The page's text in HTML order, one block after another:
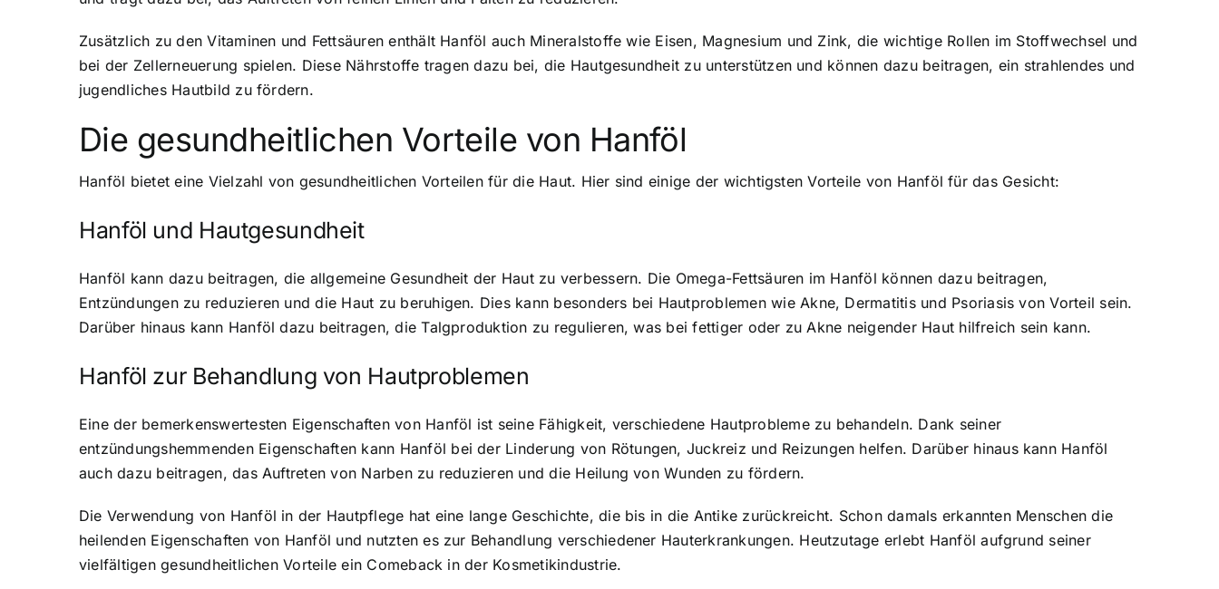
Zusätzlich zu den Vitaminen und Fettsäuren enthält Hanföl auch Mineralstoffe wie Eisen, Magnesium und Zink, die wichtige Rollen im Stoffwechsel und
bei der Zellerneuerung spielen. Diese Nährstoffe tragen dazu bei, die Hautgesundheit zu unterstützen und können dazu beitragen, ein strahlendes und
jugendliches Hautbild zu fördern.
Die gesundheitlichen Vorteile von Hanföl
Hanföl bietet eine Vielzahl von gesundheitlichen Vorteilen für die Haut. Hier sind einige der wichtigsten Vorteile von Hanföl für das Gesicht:
Hanföl und Hautgesundheit
Hanföl kann dazu beitragen, die allgemeine Gesundheit der Haut zu verbessern. Die Omega-Fettsäuren im Hanföl können dazu beitragen,
Entzündungen zu reduzieren und die Haut zu beruhigen. Dies kann besonders bei Hautproblemen wie Akne, Dermatitis und Psoriasis von Vorteil sein.
Darüber hinaus kann Hanföl dazu beitragen, die Talgproduktion zu regulieren, was bei fettiger oder zu Akne neigender Haut hilfreich sein kann.
Hanföl zur Behandlung von Hautproblemen
Eine der bemerkenswertesten Eigenschaften von Hanföl ist seine Fähigkeit, verschiedene Hautprobleme zu behandeln. Dank seiner
entzündungshemmenden Eigenschaften kann Hanföl bei der Linderung von Rötungen, Juckreiz und Reizungen helfen. Darüber hinaus kann Hanföl
auch dazu beitragen, das Auftreten von Narben zu reduzieren und die Heilung von Wunden zu fördern.
Die Verwendung von Hanföl in der Hautpflege hat eine lange Geschichte, die bis in die Antike zurückreicht. Schon damals erkannten Menschen die
heilenden Eigenschaften von Hanföl und nutzten es zur Behandlung verschiedener Hauterkrankungen. Heutzutage erlebt Hanföl aufgrund seiner
vielfältigen gesundheitlichen Vorteile ein Comeback in der Kosmetikindustrie.